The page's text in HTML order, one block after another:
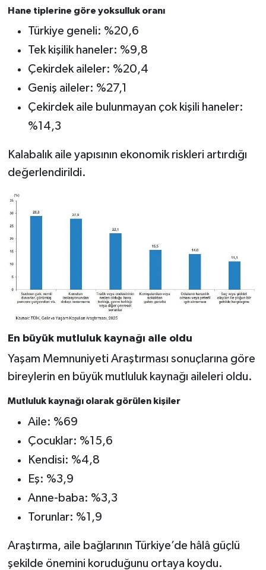
Hane tiplerine göre yoksulluk oranı
Türkiye geneli: %20,6
Tek kişilik haneler: %9,8
Çekirdek aileler: %20,4
Geniş aileler: %27,1
Çekirdek aile bulunmayan çok kişili haneler:
%14,3
Kalabalık aile yapısının ekonomik riskleri artırdığı
değerlendirildi.
En büyük mutluluk kaynağı aile oldu
Yaşam Memnuniyeti Araştırması sonuçlarına göre
bireylerin en büyük mutluluk kaynağı aileleri oldu.
Mutluluk kaynağı olarak görülen kişiler
Aile: %69
Çocuklar: %15,6
Kendisi: %4,8
Eş: %3,9
Anne-baba: %3,3
Torunlar: %1,9
Araştırma, aile bağlarının Türkiye’de hâlâ güçlü
şekilde önemini koruduğunu ortaya koydu.